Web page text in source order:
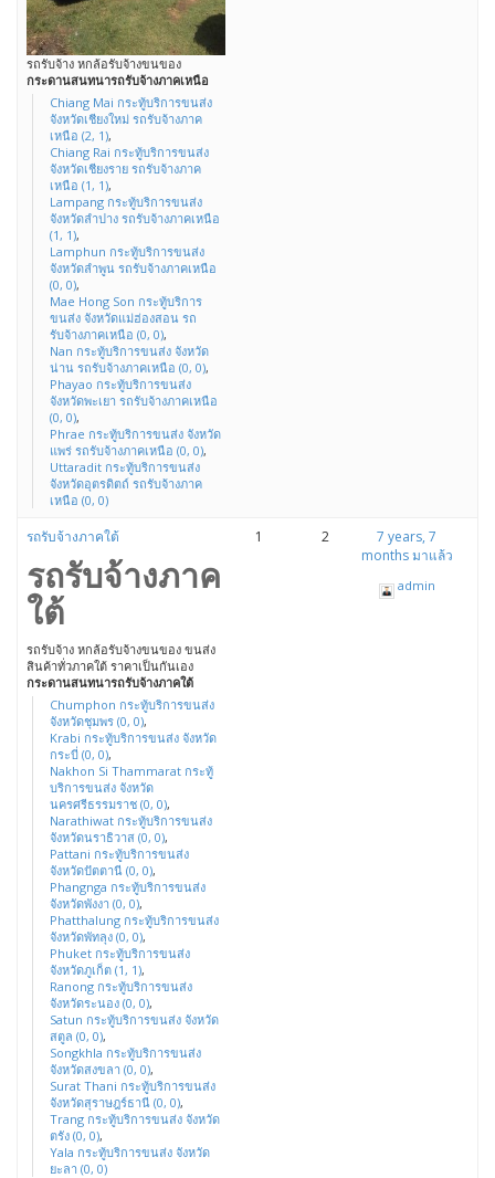
รถรับจ้าง หกล้อรับจ้างขนของ
กระดานสนทนารถรับจ้างภาคเหนือ
Chiang Mai กระทู้บริการขนส่ง
จังหวัดเชียงใหม่ รถรับจ้างภาค
เหนือ (2, 1),
Chiang Rai กระทู้บริการขนส่ง
จังหวัดเชียงราย รถรับจ้างภาค
เหนือ (1, 1),
Lampang กระทู้บริการขนส่ง
จังหวัดลำปาง รถรับจ้างภาคเหนือ
(1, 1),
Lamphun กระทู้บริการขนส่ง
จังหวัดลำพูน รถรับจ้างภาคเหนือ
(0, 0),
Mae Hong Son กระทู้บริการ
ขนส่ง จังหวัดแม่ฮ่องสอน รถ
รับจ้างภาคเหนือ (0, 0),
Nan กระทู้บริการขนส่ง จังหวัด
น่าน รถรับจ้างภาคเหนือ (0, 0),
Phayao กระทู้บริการขนส่ง
จังหวัดพะเยา รถรับจ้างภาคเหนือ
(0, 0),
Phrae กระทู้บริการขนส่ง จังหวัด
แพร่ รถรับจ้างภาคเหนือ (0, 0),
Uttaradit กระทู้บริการขนส่ง
จังหวัดอุตรดิตถ์ รถรับจ้างภาค
เหนือ (0, 0)
รถรับจ้างภาคใต้
รถรับจ้างภาค
ใต้
รถรับจ้าง หกล้อรับจ้างขนของ ขนส่ง
สินค้าทั่วภาคใต้ ราคาเป็นกันเอง
กระดานสนทนารถรับจ้างภาคใต้
Chumphon กระทู้บริการขนส่ง
จังหวัดชุมพร (0, 0),
Krabi กระทู้บริการขนส่ง จังหวัด
กระบี่ (0, 0),
Nakhon Si Thammarat กระทู้
บริการขนส่ง จังหวัด
นครศรีธรรมราช (0, 0),
Narathiwat กระทู้บริการขนส่ง
จังหวัดนราธิวาส (0, 0),
Pattani กระทู้บริการขนส่ง
จังหวัดปัตตานี (0, 0),
Phangnga กระทู้บริการขนส่ง
จังหวัดพังงา (0, 0),
Phatthalung กระทู้บริการขนส่ง
จังหวัดพัทลุง (0, 0),
Phuket กระทู้บริการขนส่ง
จังหวัดภูเก็ต (1, 1),
Ranong กระทู้บริการขนส่ง
จังหวัดระนอง (0, 0),
Satun กระทู้บริการขนส่ง จังหวัด
สตูล (0, 0),
Songkhla กระทู้บริการขนส่ง
จังหวัดสงขลา (0, 0),
Surat Thani กระทู้บริการขนส่ง
จังหวัดสุราษฎร์ธานี (0, 0),
Trang กระทู้บริการขนส่ง จังหวัด
ตรัง (0, 0),
Yala กระทู้บริการขนส่ง จังหวัด
ยะลา (0, 0)
1 2
7 years, 7
months มาแล้ว
admin